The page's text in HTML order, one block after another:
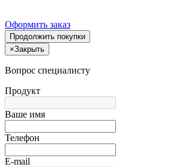
Оформить заказ
Продолжить покупки
×Закрыть
Вопрос специалисту
Продукт
Ваше имя
Телефон
E-mail